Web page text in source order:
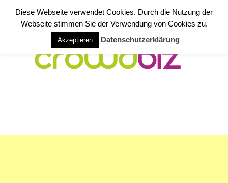
Diese Webseite verwendet Cookies. Durch die Nutzung der
Webseite stimmen Sie der Verwendung von Cookies zu.
Akzeptieren Datenschutzerklärung